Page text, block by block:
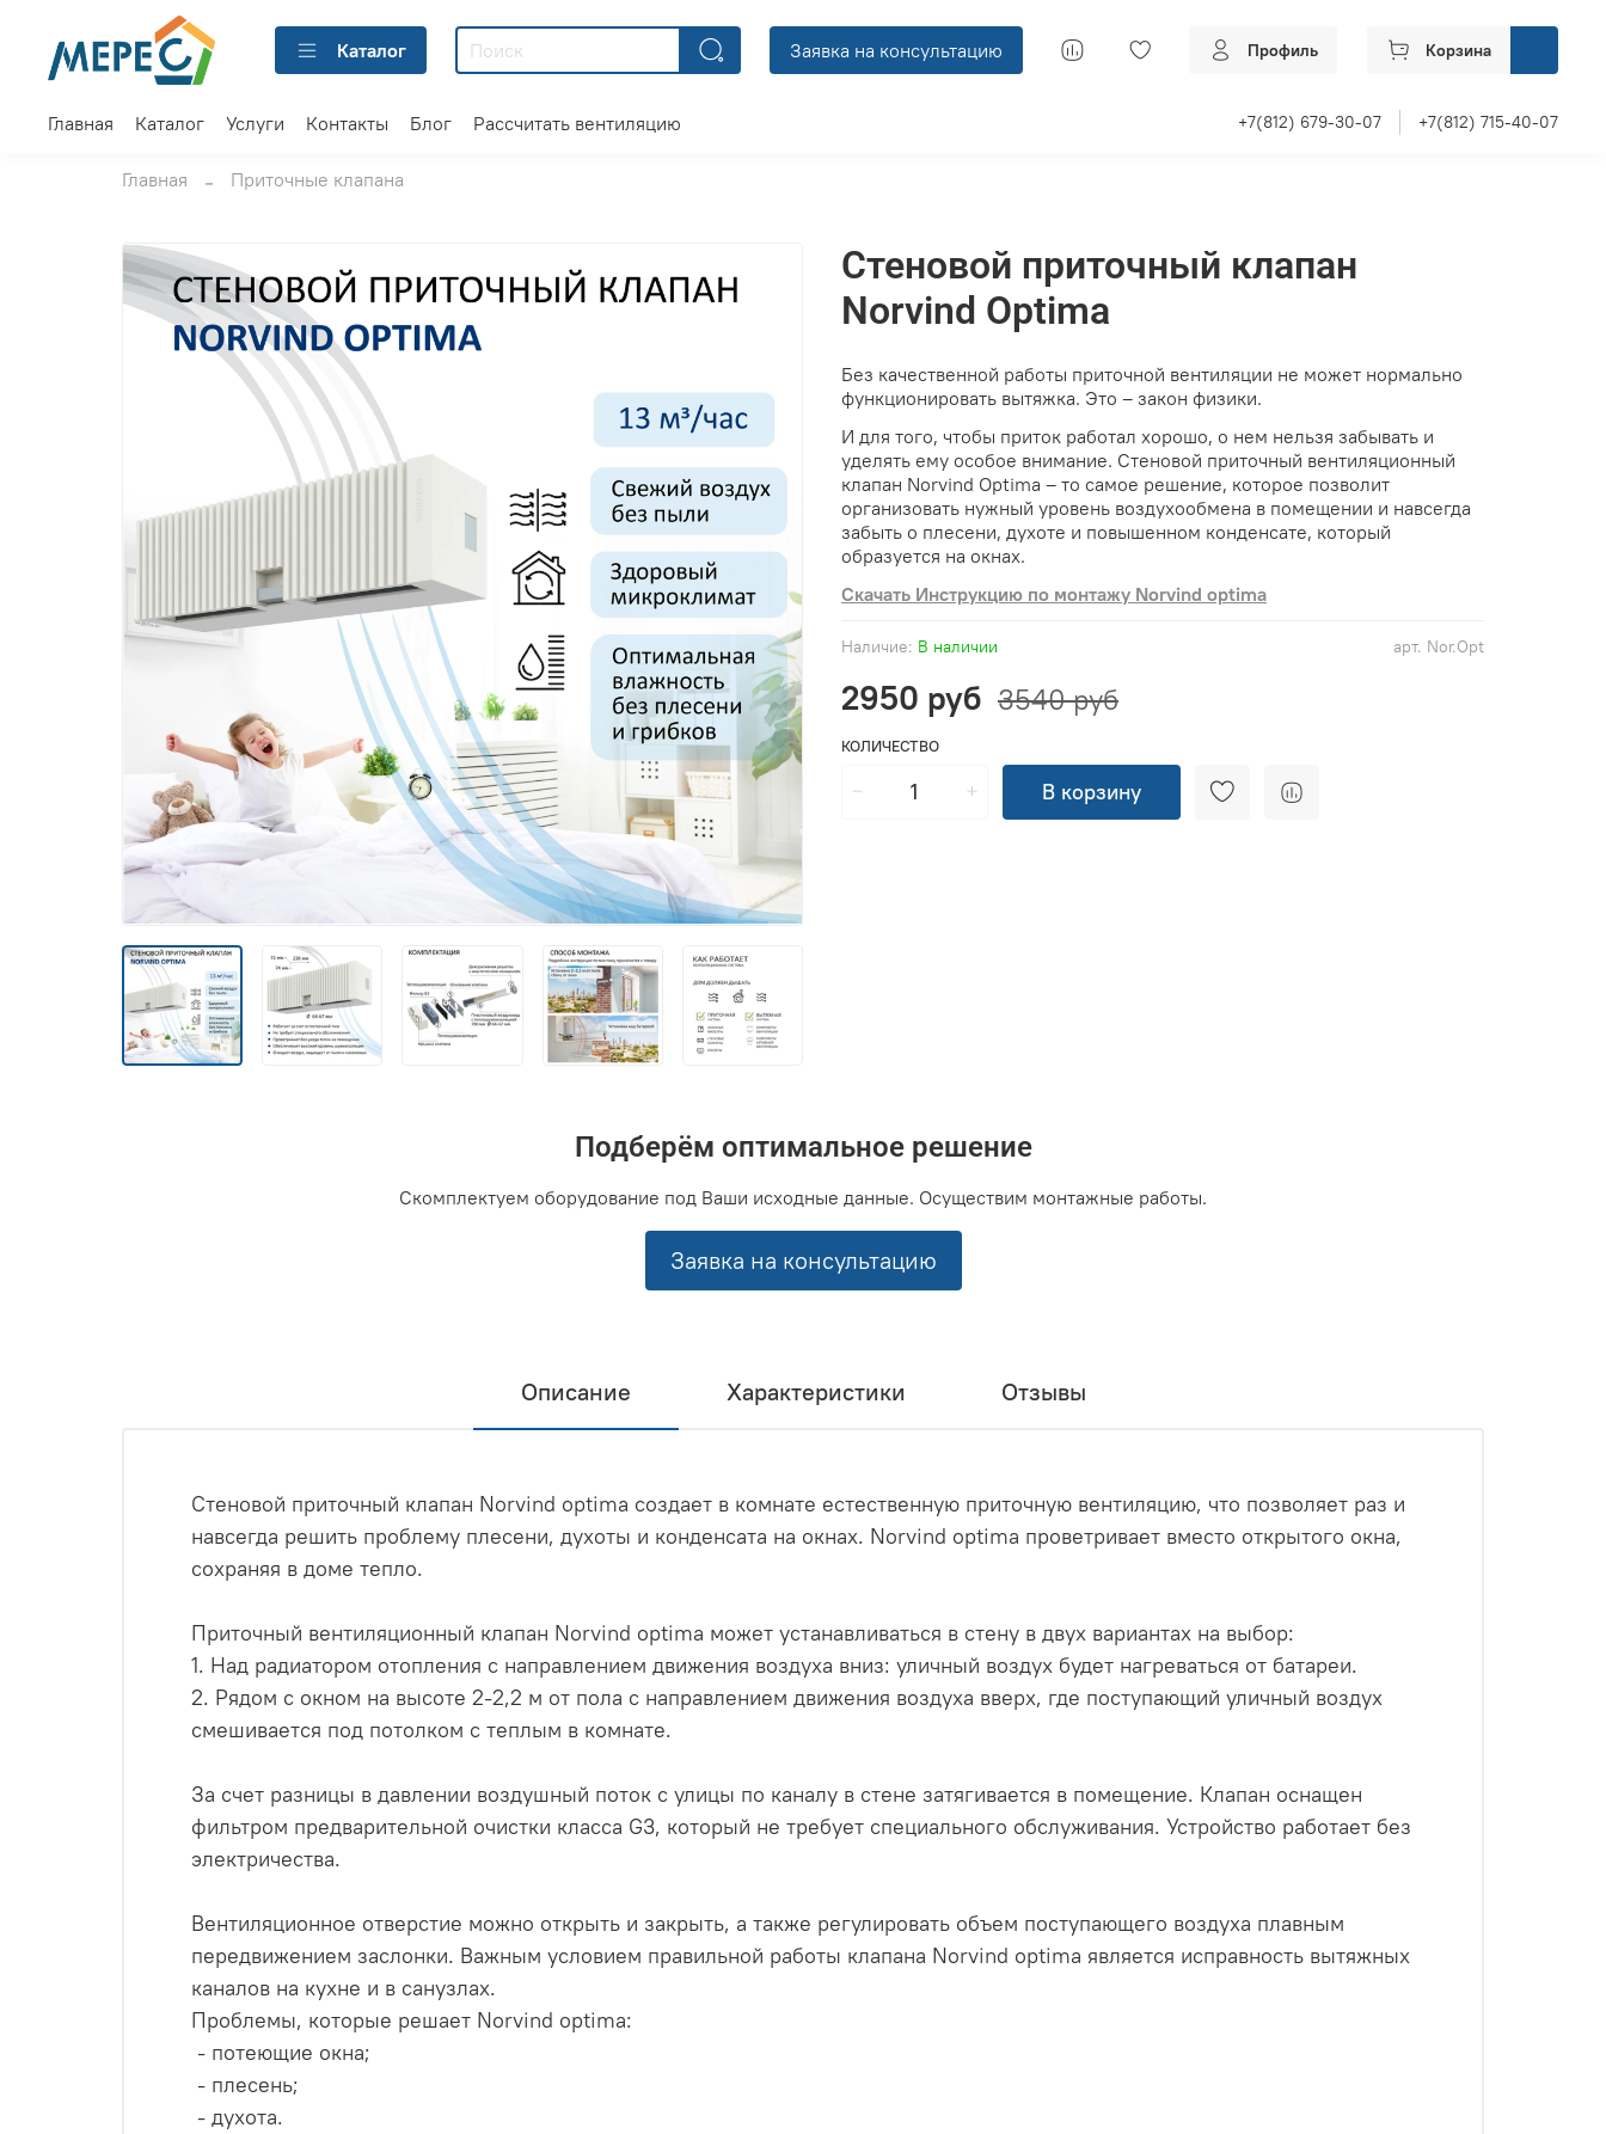
Каталог Заявка на консультацию Профиль Корзина
Главная Каталог Услуги Контакты Блог Рассчитать вентиляцию +7(812) 679-30-07 +7(812) 715-40-07
Главная Приточные клапана
арт. Nor.Opt
Наличие: В наличии
Стеновой приточный клапан
Norvind Optima
2950 руб 3540 руб
КОЛИЧЕСТВО
В корзину
Без качественной работы приточной вентиляции не может нормально
функционировать вытяжка. Это – закон физики.
И для того, чтобы приток работал хорошо, о нем нельзя забывать и
уделять ему особое внимание. Стеновой приточный вентиляционный
клапан Norvind Optima – то самое решение, которое позволит
организовать нужный уровень воздухообмена в помещении и навсегда
забыть о плесени, духоте и повышенном конденсате, который
образуется на окнах.
Скачать Инструкцию по монтажу Norvind optima
Подберём оптимальное решение
Скомплектуем оборудование под Ваши исходные данные. Осуществим монтажные работы.
Заявка на консультацию
Описание Характеристики Отзывы
Стеновой приточный клапан Norvind optima создает в комнате естественную приточную вентиляцию, что позволяет раз и
навсегда решить проблему плесени, духоты и конденсата на окнах. Norvind optima проветривает вместо открытого окна,
сохраняя в доме тепло.
Приточный вентиляционный клапан Norvind optima может устанавливаться в стену в двух вариантах на выбор:
1. Над радиатором отопления с направлением движения воздуха вниз: уличный воздух будет нагреваться от батареи.
2. Рядом с окном на высоте 2-2,2 м от пола с направлением движения воздуха вверх, где поступающий уличный воздух
смешивается под потолком с теплым в комнате.
За счет разницы в давлении воздушный поток с улицы по каналу в стене затягивается в помещение. Клапан оснащен
фильтром предварительной очистки класса G3, который не требует специального обслуживания. Устройство работает без
электричества.
Вентиляционное отверстие можно открыть и закрыть, а также регулировать объем поступающего воздуха плавным
передвижением заслонки. Важным условием правильной работы клапана Norvind optima является исправность вытяжных
каналов на кухне и в санузлах.
Проблемы, которые решает Norvind optima:
- потеющие окна;
- плесень;
- духота.